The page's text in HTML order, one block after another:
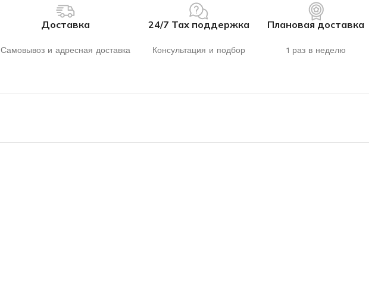
Доставка
Самовывоз и адресная доставка
24/7 Тах поддержка
Консультация и подбор
Плановая доставка
1 раз в неделю